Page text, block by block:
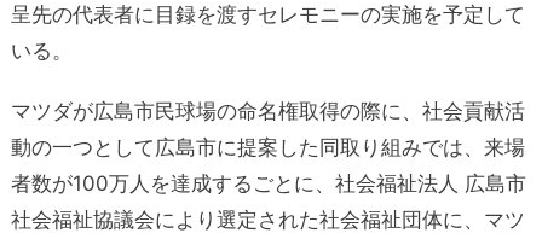
呈先の代表者に目録を渡すセレモニーの実施を予定して
いる。
マツダが広島市民球場の命名権取得の際に、社会貢献活
動の一つとして広島市に提案した同取り組みでは、来場
者数が100万人を達成するごとに、社会福祉法人 広島市
社会福祉協議会により選定された社会福祉団体に、マツ